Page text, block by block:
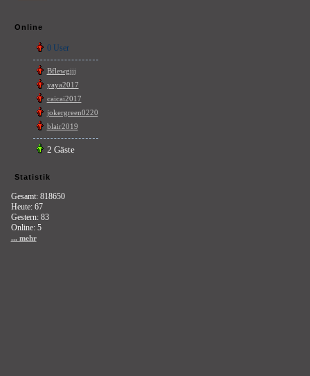
Online
0 User
Bflewgjjj
yaya2017
caicai2017
jokergreen0220
blair2019
2 Gäste
Statistik
Gesamt: 818650
Heute: 67
Gestern: 83
Online: 5
... mehr